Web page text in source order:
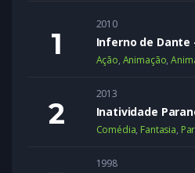
2010
Ação, Animação,
2013
Inatividade
Comédia, Fantasia,
1998